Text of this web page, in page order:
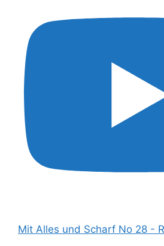
Mit Alles und Scharf No 28 -